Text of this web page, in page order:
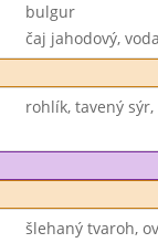
bulgur
čaj jahodový,
rohlík, tavený
šlehaný tvaroh,